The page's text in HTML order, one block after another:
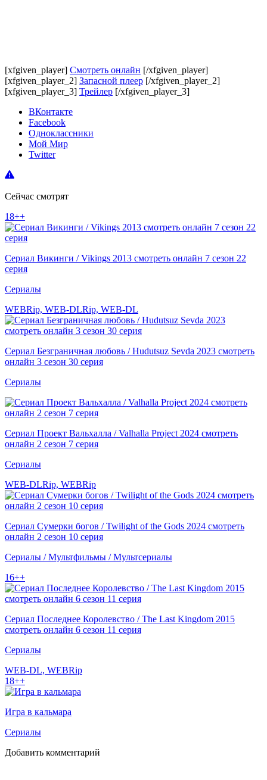
[xfgiven_player] Смотреть онлайн [/xfgiven_player]
[xfgiven_player_2] Запасной плеер [/xfgiven_player_2]
[xfgiven_player_3] Трейлер [/xfgiven_player_3]
ВКонтакте
Facebook
Одноклассники
Мой Мир
Twitter
Сейчас смотрят
18++
Сериал Викинги / Vikings 2013 смотреть онлайн 7 сезон 22
серия
Сериалы
WEBRip, WEB-DLRip, WEB-DL
Сериал Безграничная любовь / Hudutsuz Sevda 2023 смотреть
онлайн 3 сезон 30 серия
Сериалы
Сериал Проект Вальхалла / Valhalla Project 2024 смотреть
онлайн 2 сезон 7 серия
Сериалы
WEB-DLRip, WEBRip
Сериал Сумерки богов / Twilight of the Gods 2024 смотреть
онлайн 2 сезон 10 серия
Сериалы / Мультфильмы / Мультсериалы
16++
Сериал Последнее Королевство / The Last Kingdom 2015
смотреть онлайн 6 сезон 11 серия
Сериалы
WEB-DL, WEBRip
18++
Игра в кальмара
Сериалы
Добавить комментарий